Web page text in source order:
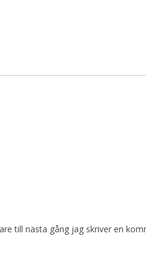
till nästa gång jag skriver en